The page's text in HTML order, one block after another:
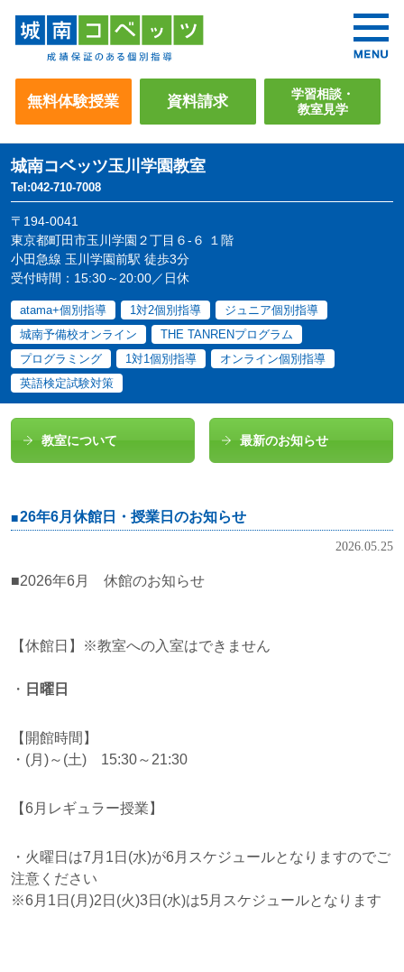
無料体験授業 資料請求
学習相談・
教室見学
城南コベッツ玉川学園教室
Tel:042-710-7008
〒194-0041
東京都町田市玉川学園２丁目６-６ １階
小田急線 玉川学園前駅 徒歩3分
受付時間：15:30～20:00／日休
atama+個別指導 1対2個別指導
ジュニア個別指導
城南予備校オンライン
THE TANRENプログラム
プログラミング
1対1個別指導
オンライン個別指導
英語検定試験対策
教室について 最新のお知らせ
26年6月休館日・授業日のお知らせ
2026.05.25
■2026年6月 休館のお知らせ
【休館日】※教室への入室はできません
・ 日曜日
【開館時間】
・(月)～(土) 15:30～21:30
【6月レギュラー授業】
・火曜日は7月1日(水)が6月スケジュールとなりますのでご
注意ください
※6月1日(月)2日(火)3日(水)は5月スケジュールとなります